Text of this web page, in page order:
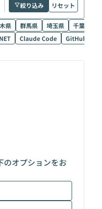
絞り込み リセット
県 群馬県 埼玉県 千葉県
Claude Code GitHub
のオプションをお